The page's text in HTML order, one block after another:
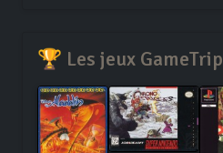
🏆 Les jeux GameTrip